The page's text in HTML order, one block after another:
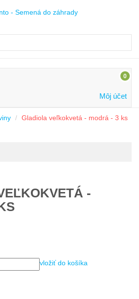
0
Môj účet
Gladiola veľkokvetá - modrá - 3 ks
-
vložiť do košíka